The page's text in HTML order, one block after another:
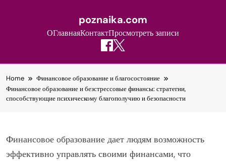
poznaika.com
ОГлавнаяКонтактПросмотреть записи
to
content
Home
Финансовое образование и благосостояние
Финансовое образование и безстрессовые финансы: стратегии,
способствующие психическому благополучию и безопасности
Финансовое образование дает людям возможность
эффективно управлять своими финансами, что